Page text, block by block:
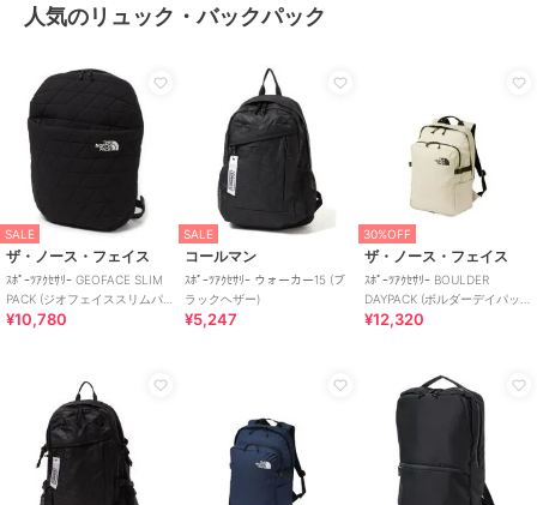
人気のリュック・バックパック
SALE
ザ・ノース・フェイス
ｽﾎﾟｰﾂｱｸｾｻﾘｰ GEOFACE SLIM
PACK (ジオフェイススリムパ
ック)
¥10,780
SALE
コールマン
ｽﾎﾟｰﾂｱｸｾｻﾘｰ ウォーカー15 (ブ
ラックヘザー)
¥5,247
30%OFF
ザ・ノース・フェイス
ｽﾎﾟｰﾂｱｸｾｻﾘｰ BOULDER
DAYPACK (ボルダーデイパッ
ク)
¥12,320